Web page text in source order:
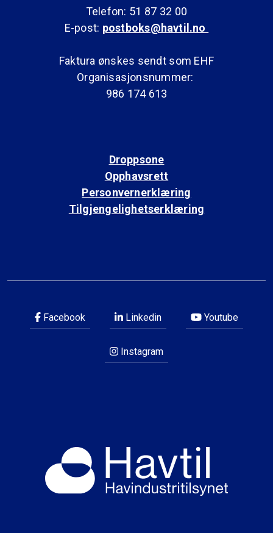
Telefon: 51 87 32 00
E-post: postboks@havtil.no
Faktura ønskes sendt som EHF
Organisasjonsnummer:
986 174 613
Droppsone
Opphavsrett
Personvernerklæring
Tilgjengelighetserklæring
Facebook Linkedin Youtube
Instagram